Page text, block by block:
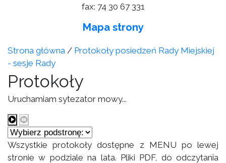
fax: 74 30 67 331
Mapa strony
Strona główna / Protokoły posiedzeń Rady Miejskiej
- sesje Rady
Protokoły
Uruchamiam sytezator mowy...
Wszystkie protokoły dostępne z MENU po lewej
stronie w podziale na lata. Pliki PDF, do odczytania